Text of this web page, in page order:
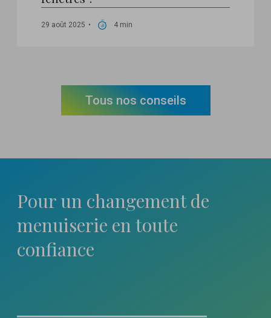
29 août 2025 4 min
Tous nos conseils
Pour un changementde
menuiserie en toute
confiance